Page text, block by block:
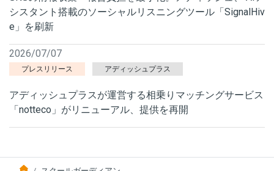
シスタント搭載のソーシャルリスニングツール「SignalHiv
e」を刷新
2026/07/07
プレスリリース アディッシュプラス
アディッシュプラスが運営する相乗りマッチングサービス
「notteco」がリニューアル、提供を再開